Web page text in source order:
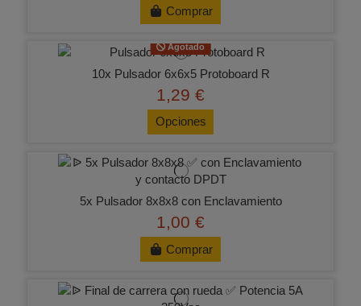
Comprar
Agotado
10x Pulsador 6x6x5 Protoboard R
1,29 €
Opciones
5x Pulsador 8x8x8 con Enclavamiento
1,00 €
Comprar